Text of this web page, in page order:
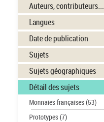
Auteurs, contributeurs...
Langues
Date de publication
Sujets
Sujets géographiques
Détail des sujets
Monnaies françaises(53)
Prototypes(7)